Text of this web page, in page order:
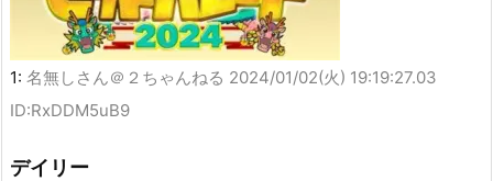
1: 名無しさん＠２ちゃんねる 2024/01/02(火) 19:19:27.03
ID:RxDDM5uB9
デイリー